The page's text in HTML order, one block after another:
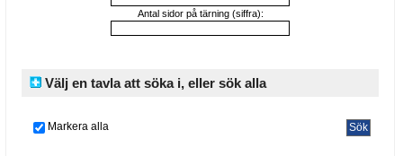
Antal sidor på tärning (siffra):
Välj en tavla att söka i, eller sök alla
Markera alla